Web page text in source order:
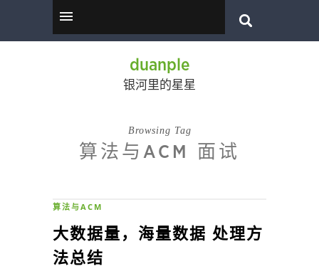
duanple
银河里的星星
Browsing Tag
算法与ACM 面试
算法与ACM
大数据量，海量数据 处理方
法总结